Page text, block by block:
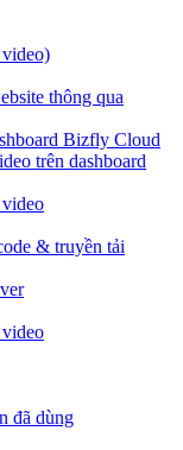
thông qua
Bizfly Cloud
trên dashboard
& truyền tải
đã dùng